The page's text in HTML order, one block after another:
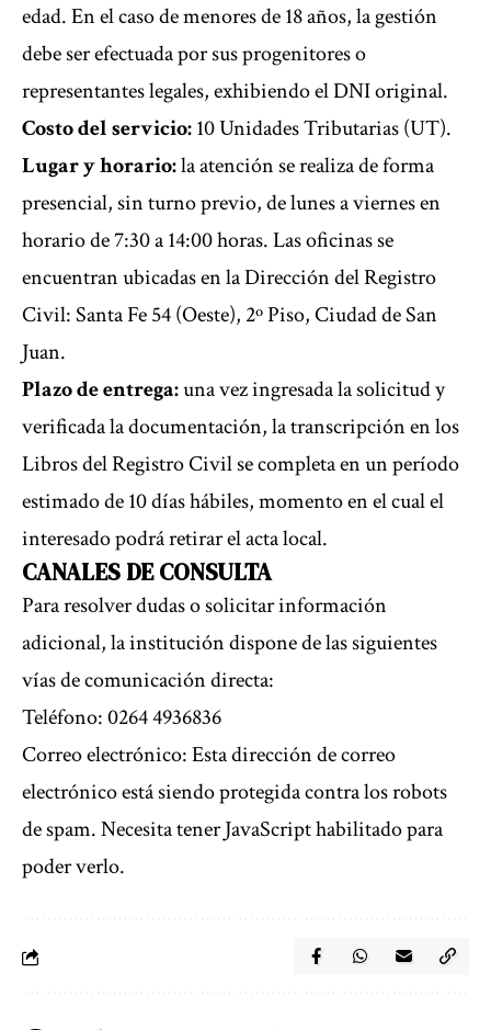
edad. En el caso de menores de 18 años, la gestión
debe ser efectuada por sus progenitores o
representantes legales, exhibiendo el DNI original.
Costo del servicio:10 Unidades Tributarias (UT).
Lugar y horario:la atención se realiza de forma
presencial, sin turno previo, de lunes a viernes en
horario de 7:30 a 14:00 horas. Las oficinas se
encuentran ubicadas en la Dirección del Registro
Civil: Santa Fe 54 (Oeste), 2º Piso, Ciudad de San
Juan.
Plazo de entrega:una vez ingresada la solicitud y
verificada la documentación, la transcripción en los
Libros del Registro Civil se completa en un período
estimado de 10 días hábiles, momento en el cual el
interesado podrá retirar el acta local.
CANALES DE CONSULTA
Para resolver dudas o solicitar información
adicional, la institución dispone de las siguientes
vías de comunicación directa:
Teléfono: 0264 4936836
Correo electrónico:Esta dirección de correo
electrónico está siendo protegida contra los robots
de spam. Necesita tener JavaScript habilitado para
poder verlo.